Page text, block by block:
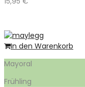
In den Warenkorb
Mayoral
Frühling